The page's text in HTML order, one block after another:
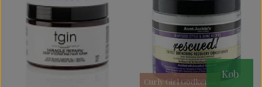
Curly Girl Godkendt
Køb